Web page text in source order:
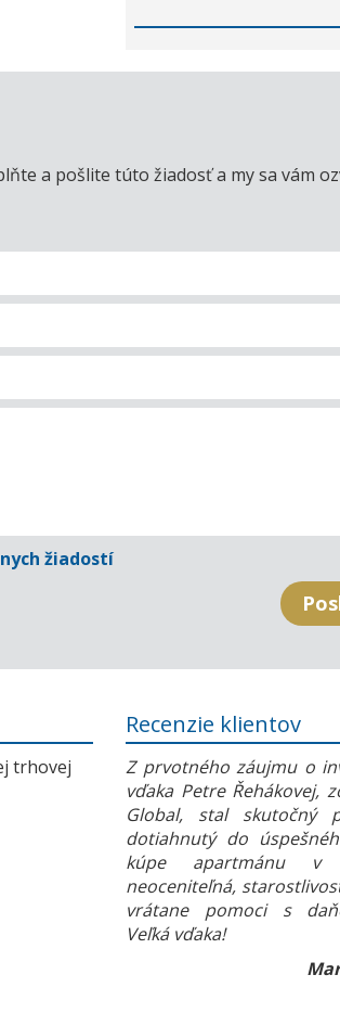
a pošlite túto žiadosť a my sa vám
žiadostí
trhovej
Recenzie klientov
Z prvotného záujmu o
vďaka Petre Řehákovej,
Global, stal skutočný
dotiahnutý do
kúpe apartmánu v
neoceniteľná,
vrátane pomoci s
Veľká vďaka!